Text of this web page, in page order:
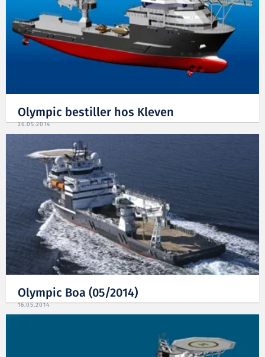
Olympic bestiller hos Kleven
26.05.2014
Olympic Boa (05/2014)
16.05.2014